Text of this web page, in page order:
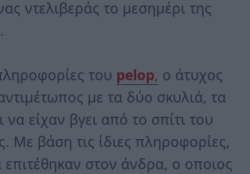
ντελιβεράς το μεσημέρι της
του pelop, ο άτυχος
με τα δύο σκυλιά, τα
να είχαν βγει από το σπίτι του
Με βάση τις ίδιες πληροφορίες,
στον άνδρα, ο οποιος